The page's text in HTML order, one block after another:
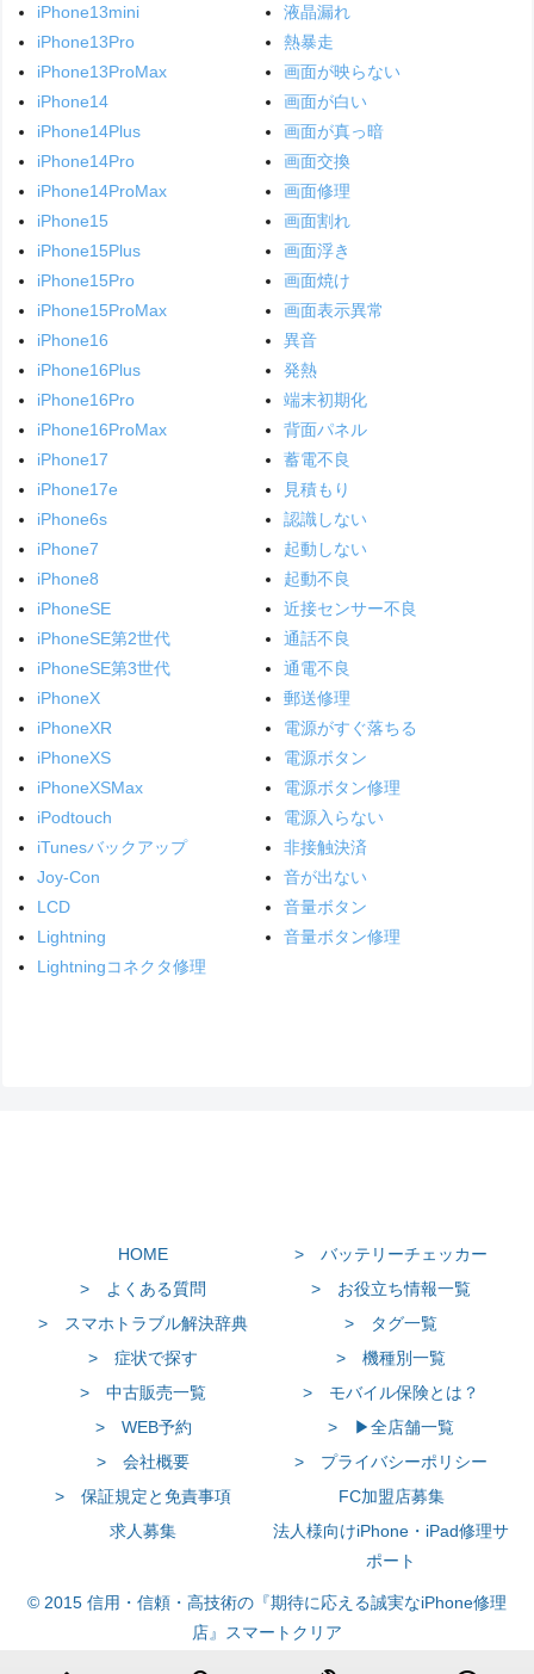
iPhone13mini
iPhone13Pro
iPhone13ProMax
iPhone14
iPhone14Plus
iPhone14Pro
iPhone14ProMax
iPhone15
iPhone15Plus
iPhone15Pro
iPhone15ProMax
iPhone16
iPhone16Plus
iPhone16Pro
iPhone16ProMax
iPhone17
iPhone17e
iPhone6s
iPhone7
iPhone8
iPhoneSE
iPhoneSE第2世代
iPhoneSE第3世代
iPhoneX
iPhoneXR
iPhoneXS
iPhoneXSMax
iPodtouch
iTunesバックアップ
Joy-Con
LCD
Lightning
Lightningコネクタ修理
液晶漏れ
熱暴走
画面が映らない
画面が白い
画面が真っ暗
画面交換
画面修理
画面割れ
画面浮き
画面焼け
画面表示異常
異音
発熱
端末初期化
背面パネル
蓄電不良
見積もり
認識しない
起動しない
起動不良
近接センサー不良
通話不良
通電不良
郵送修理
電源がすぐ落ちる
電源ボタン
電源ボタン修理
電源入らない
非接触決済
音が出ない
音量ボタン
音量ボタン修理
HOME
> バッテリーチェッカー
> よくある質問
> お役立ち情報一覧
> スマホトラブル解決辞典
> タグ一覧
> 症状で探す
> 機種別一覧
> 中古販売一覧
> モバイル保険とは？
> WEB予約
> ▶全店舗一覧
> 会社概要
> プライバシーポリシー
> 保証規定と免責事項
FC加盟店募集
求人募集
法人様向けiPhone・iPad修理サ
ポート
© 2015 信用・信頼・高技術の『期待に応える誠実なiPhone修理
店』スマートクリア